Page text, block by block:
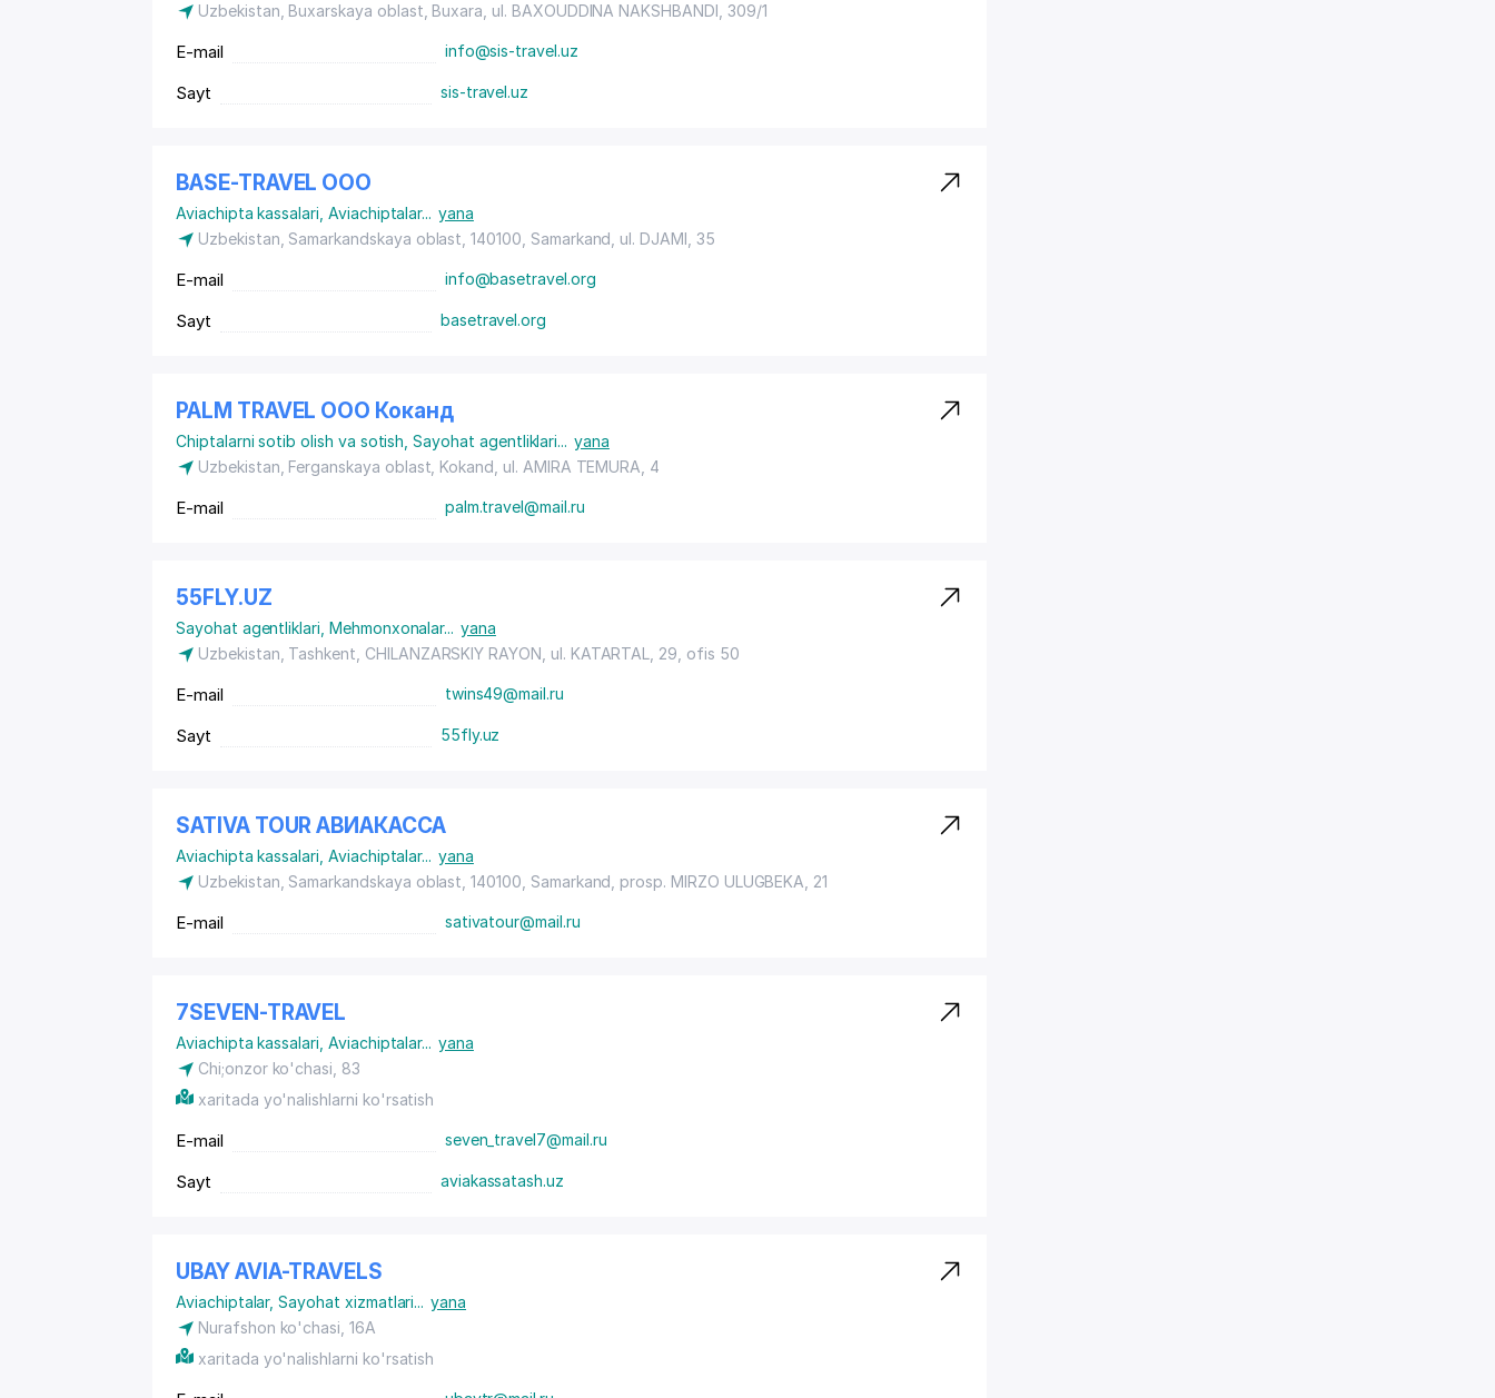
Uzbekistan, Buxarskaya oblast, Buxara, ul. BAXOUDDINA NAKSHBANDI , 309/1
E-mail info@sis-travel.uz
Sayt sis-travel.uz
BASE-TRAVEL ООО
Aviachipta kassalari Aviachiptalar... yana
Uzbekistan, Samarkandskaya oblast, 140100, Samarkand, ul. DJAMI , 35
E-mail info@basetravel.org
Sayt basetravel.org
PALM TRAVEL ООО Коканд
Chiptalarni sotib olish va sotish ,Sayohat agentliklari... yana
Uzbekistan, Ferganskaya oblast, Kokand, ul. AMIRA TEMURA , 4
E-mail palm.travel@mail.ru
55FLY.UZ
Sayohat agentliklari Mehmonxonalar... yana
Uzbekistan, Tashkent CHILANZARSKIY RAYON , ul. KATARTAL, 29, ofis 50
E-mail twins49@mail.ru
Sayt 55fly.uz
SATIVA TOUR АВИАКАССА
Aviachipta kassalari Aviachiptalar... yana
Uzbekistan, Samarkandskaya oblast, 140100, Samarkand, prosp. MIRZO ULUGBEKA , 21
E-mail sativatour@mail.ru
7SEVEN-TRAVEL
Aviachipta kassalari Aviachiptalar... yana
Chi;onzor ko'chasi, 83
xaritada yo'nalishlarni ko'rsatish
E-mail seven_travel7@mail.ru
Sayt aviakassatash.uz
UBAY AVIA-TRAVELS
Aviachiptalar,Sayohat xizmatlari... yana
Nurafshon ko'chasi, 16A
xaritada yo'nalishlarni ko'rsatish